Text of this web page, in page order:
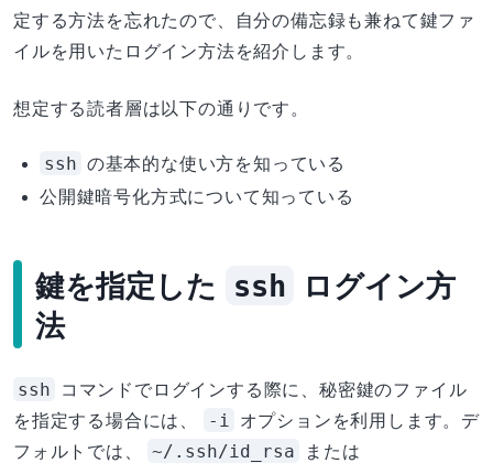
定する方法を忘れたので、自分の備忘録も兼ねて鍵ファ
イルを用いたログイン方法を紹介します。
想定する読者層は以下の通りです。
ssh の基本的な使い方を知っている
公開鍵暗号化方式について知っている
鍵を指定した ssh
ログイン方
法
ssh
コマンドでログインする際に、秘密鍵のファイル
を指定する場合には、
-i
オプションを利用します。デ
フォルトでは、
~/.ssh/id_rsa または